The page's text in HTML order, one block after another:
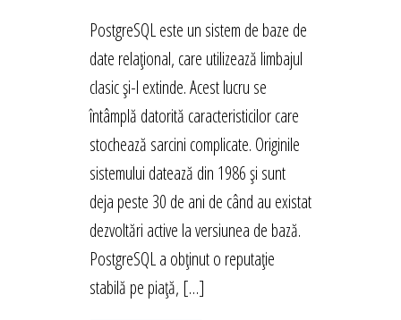
PostgreSQL este un sistem de baze de
date relațional, care utilizează limbajul
clasic și-l extinde. Acest lucru se
întâmplă datorită caracteristicilor care
stochează sarcini complicate. Originile
sistemului datează din 1986 și sunt
deja peste 30 de ani de când au existat
dezvoltări active la versiunea de bază.
PostgreSQL a obținut o reputație
stabilă pe piață, […]